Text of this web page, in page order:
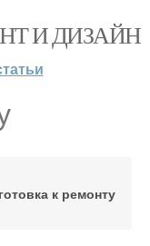
И ДИЗАЙН
к ремонту